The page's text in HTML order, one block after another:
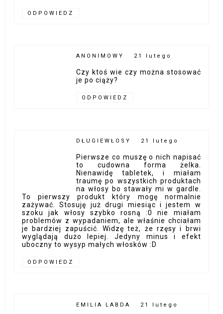
ODPOWIEDZ
ANONIMOWY 21 lutego
Czy ktoś wie czy można stosować
je po ciąży?
ODPOWIEDZ
DŁUGIEWŁOSY 21 lutego
Pierwsze co muszę o nich napisać
to cudowna forma żelka.
Nienawidę tabletek, i miałam
traumę po wszystkich produktach
na włosy bo stawały mi w gardle.
To pierwszy produkt który mogę normalnie
zażywać. Stosuję już drugi miesiąc i jestem w
szoku jak włosy szybko rosną :0 nie miałam
problemów z wypadaniem, ale właśnie chciałam
je bardziej zapuścić. Widzę też, że rzęsy i brwi
wyglądają dużo lepiej. Jedyny minus i efekt
uboczny to wysyp małych włosków :D
ODPOWIEDZ
EMILIA LABDA 21 lutego